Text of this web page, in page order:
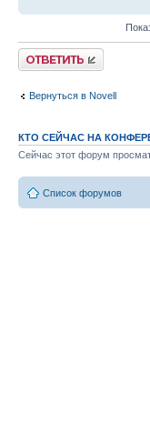
Ответить
Вернуться в Novell
КТО СЕЙЧАС НА
Сейчас этот форум
Список форумов